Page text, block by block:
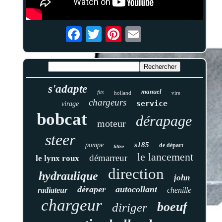
s'adapte fits holland manuel vire
virage chargeurs service
bobcat moteur dérapage
steer pompe filtre s185 de départ
le lynx roux démarreur le lancement
hydraulique direction john
radiateur déraper autocollant chenille
chargeur diriger boeuf